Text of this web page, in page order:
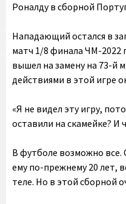
Роналду в сборной
Нападающий остался в
матч 1/8 финала ЧМ-
вышел на замену на 73-й
действиями в этой игре
«Я не видел эту игру,
оставили на скамейке? И
В футболе возможно все.
ему по-прежнему 20 лет,
теле. Но в этой сборной